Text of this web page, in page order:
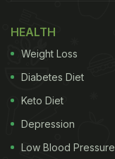
HEALTH
Weight Loss
Diabetes Diet
Keto Diet
Depression
Low Blood Pressure